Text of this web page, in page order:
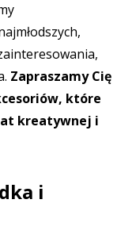
Zapraszamy Cię
które
kreatywnej i
i